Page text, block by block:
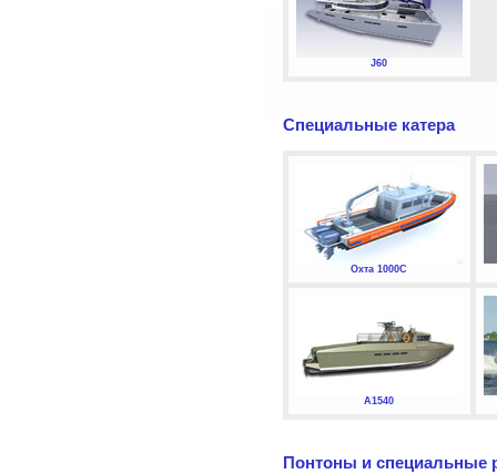
J60
Специальные катера
Охта 1000С
А1540
Понтоны и специальные